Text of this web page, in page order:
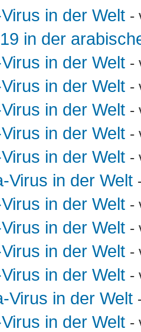
in der Welt -
in der
in der Welt -
in der Welt -
in der Welt -
in der Welt -
in der Welt -
Virus in der Welt
in der Welt -
in der Welt -
in der Welt -
in der Welt -
Virus in der Welt
in der Welt -